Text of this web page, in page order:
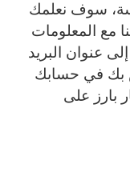
سوف نعلمك
مع المعلومات
عنوان البريد
بك في حسابك
بارز على